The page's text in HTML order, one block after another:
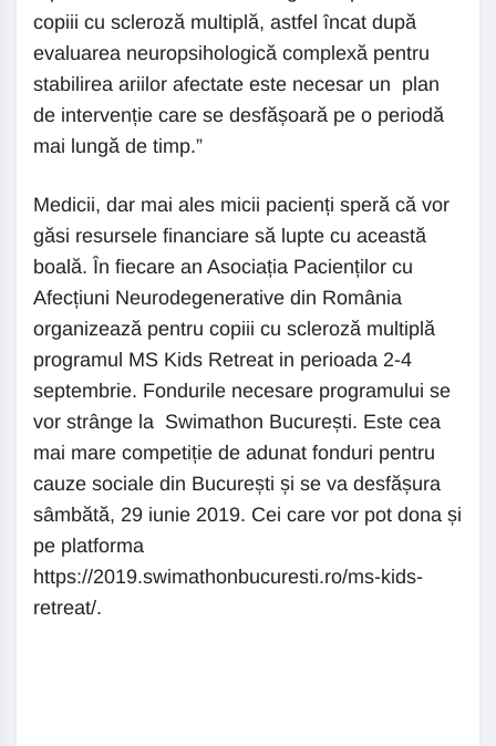
copiii cu scleroză multiplă, astfel încat după
evaluarea neuropsihologică complexă pentru
stabilirea ariilor afectate este necesar un plan
de intervenție care se desfășoară pe o periodă
mai lungă de timp.”
Medicii, dar mai ales micii pacienți speră că vor
găsi resursele financiare să lupte cu această
boală. În fiecare an Asociația Pacienților cu
Afecțiuni Neurodegenerative din România
organizează pentru copiii cu scleroză multiplă
programul MS Kids Retreat in perioada 2-4
septembrie. Fondurile necesare programului se
vor strânge la Swimathon București. Este cea
mai mare competiție de adunat fonduri pentru
cauze sociale din București și se va desfășura
sâmbătă, 29 iunie 2019. Cei care vor pot dona și
pe platforma
https://2019.swimathonbucuresti.ro/ms-kids-
retreat/.